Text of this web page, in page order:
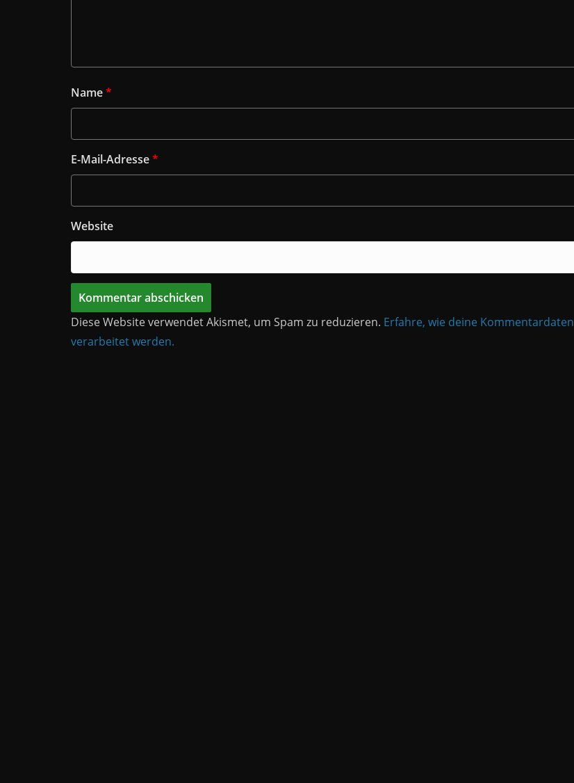
Name*
E-Mail-Adresse*
Website
Diese Website verwendet Akismet, um Spam zu reduzieren. Erfahre, wie deine Kommentardaten
verarbeitet werden.